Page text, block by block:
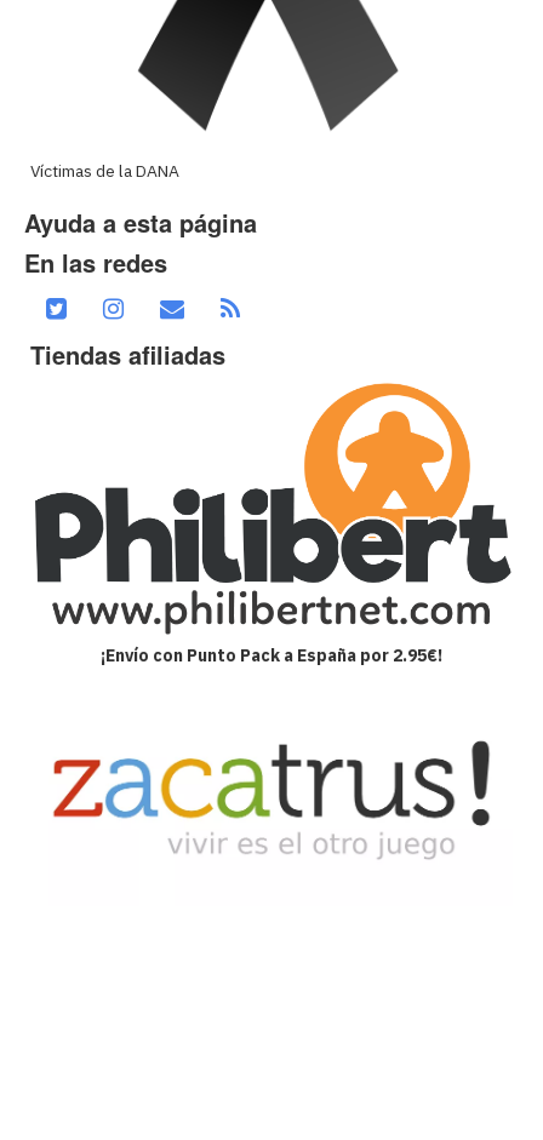
Víctimas de la DANA
Ayuda a esta página
En las redes
Tiendas afiliadas
¡Envío con Punto Pack a España por 2.95€!